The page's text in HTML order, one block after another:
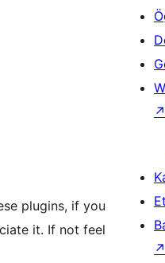
plugins, if you
it. If not feel
↗
↗